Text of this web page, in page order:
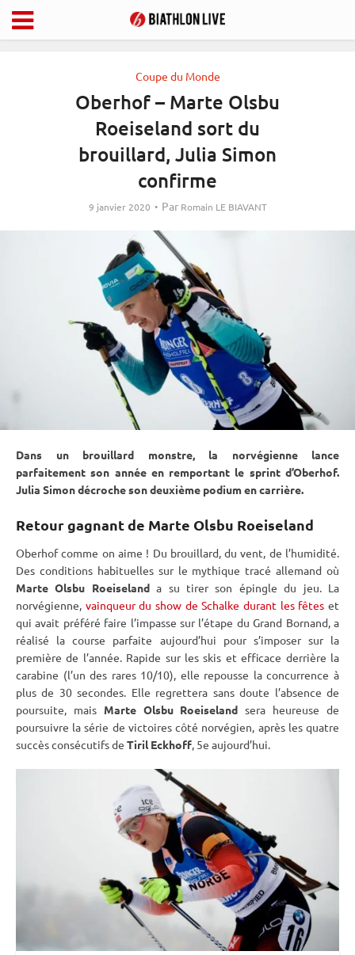
Coupe du Monde
Oberhof – Marte Olsbu
Roeiseland sort du
brouillard, Julia Simon
confirme
9 janvier 2020 Par Romain LE BIAVANT
Dans un brouillard monstre, la norvégienne lance
parfaitement son année en remportant le sprintd’Oberhof.
Julia Simon décroche son deuxième podium en carrière.
Retour gagnant de Marte Olsbu Roeiseland
Oberhofcomme on aime ! Du brouillard, du vent, de l’humidité.
Des conditions habituelles sur le mythique tracé allemand où
Marte Olsbu Roeiselanda su tirer son épingle du jeu. La
norvégienne, vainqueur du show de Schalke durant les fêtes et
qui avait préféré faire l’impasse sur l’étape du Grand Bornand, a
réalisé la course parfaite aujourd’hui pour s’imposer sur la
première de l’année. Rapide sur les skis et efficace derrière la
carabine (l’un des rares 10/10), elle repousse la concurrence à
plus de 30 secondes. Elle regrettera sans doute l’absence de
poursuite, mais Marte Olsbu Roeiseland sera heureuse de
poursuivre la série de victoires côté norvégien, après les quatre
succès consécutifs de Tiril Eckhoff, 5e aujourd’hui.